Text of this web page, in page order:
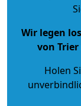
Wir legen
von
Holen